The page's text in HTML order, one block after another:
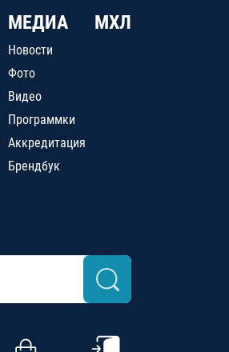
МЕДИА
Новости
Фото
Видео
Программки
Аккредитация
Брендбук
МХЛ